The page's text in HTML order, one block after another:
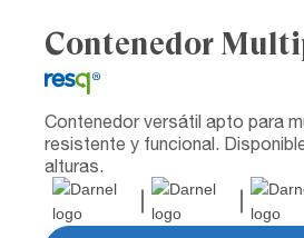
Contenedor
Contenedor versátil apto para
resistente y funcional.
alturas.